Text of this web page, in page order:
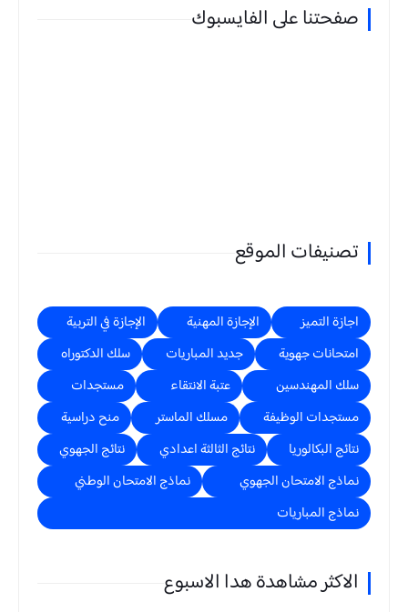
صفحتنا على الفايسبوك
تصنيفات الموقع
اجازة التميز الإجازة المهنية
الإجازة في التربية
امتحانات جهوية
جديد المباريات
سلك الدكتوراه
سلك المهندسين
عتبة الانتقاء
مستجدات
مستجدات الوظيفة
مسلك الماستر
منح دراسية
نتائج البكالوريا
نتائج الثالثة اعدادي
نتائج الجهوي
نماذج الامتحان الجهوي
نماذج الامتحان الوطني
نماذج المباريات
الاكثر مشاهدة هدا الاسبوع